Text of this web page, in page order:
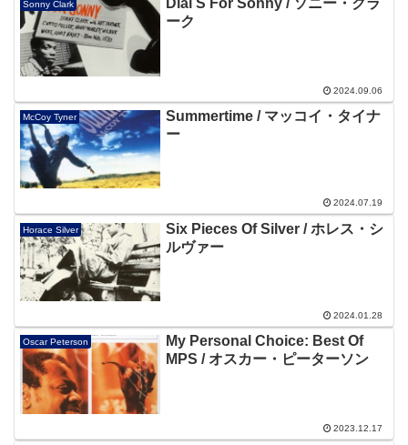
Sonny Clark
Dial S For Sonny / ソニー・クラ
ーク
2024.09.06
McCoy Tyner
Summertime / マッコイ・タイナ
ー
2024.07.19
Horace Silver
Six Pieces Of Silver / ホレス・シ
ルヴァー
2024.01.28
Oscar Peterson
My Personal Choice: Best Of
MPS / オスカー・ピーターソン
2023.12.17